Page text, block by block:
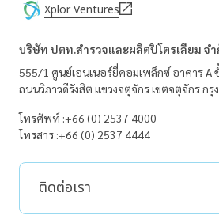
Xplor Ventures
บริษัท ปตท.สำรวจและผลิตปิโตรเลียม จ
555/1 ศูนย์เอนเนอร์ยี่คอมเพล็กซ์ อาคาร A
ถนนวิภาวดีรังสิต แขวงจตุจักรเขตจตุจักรกรุ
โทรศัพท์ :+66 (0) 2537 4000
โทรสาร :+66 (0) 2537 4444
ติดต่อเรา